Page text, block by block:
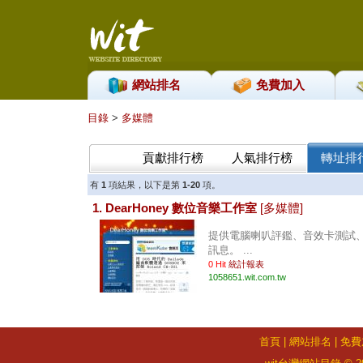
網站排名 免費加入
目錄 > 多媒體
貢獻排行榜 人氣排行榜 轉址排
有 1 項結果，以下是第 1-20項。
1. DearHoney 數位音樂工作室 [多媒體]
提供電腦喇叭評鑑、音效卡測試
訊息。 ...
0 Hit 統計報表
1058651.wit.com.tw
首頁| 網站排名
免